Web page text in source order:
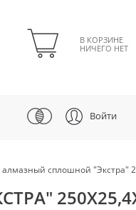
В КОРЗИНЕ
НИЧЕГО НЕТ
Войти
алмазный сплошной "Экстра"